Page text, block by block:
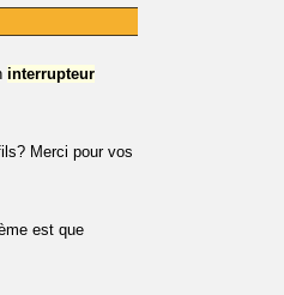
interrupteur
Merci pour vos
est que